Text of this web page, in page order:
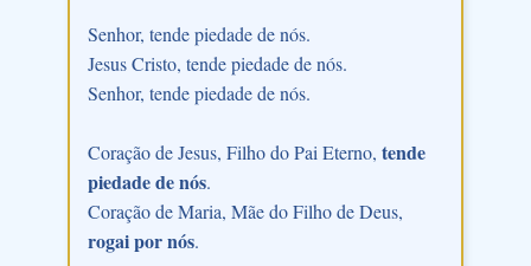
Senhor, tende piedade de nós.
Jesus Cristo, tende piedade de nós.
Senhor, tende piedade de nós.
Coração de Jesus, Filho do Pai Eterno, tende
piedade de nós.
Coração de Maria, Mãe do Filho de Deus,
rogai por nós.